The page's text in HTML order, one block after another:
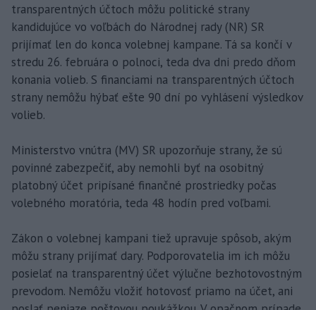
transparentných účtoch môžu politické strany
kandidujúce vo voľbách do Národnej rady (NR) SR
prijímať len do konca volebnej kampane. Tá sa končí v
stredu 26. februára o polnoci, teda dva dni predo dňom
konania volieb. S financiami na transparentných účtoch
strany nemôžu hýbať ešte 90 dní po vyhlásení výsledkov
volieb.
Ministerstvo vnútra (MV) SR upozorňuje strany, že sú
povinné zabezpečiť, aby nemohli byť na osobitný
platobný účet pripísané finančné prostriedky počas
volebného moratória, teda 48 hodín pred voľbami.
Zákon o volebnej kampani tiež upravuje spôsob, akým
môžu strany prijímať dary. Podporovatelia im ich môžu
posielať na transparentný účet výlučne bezhotovostným
prevodom. Nemôžu vložiť hotovosť priamo na účet, ani